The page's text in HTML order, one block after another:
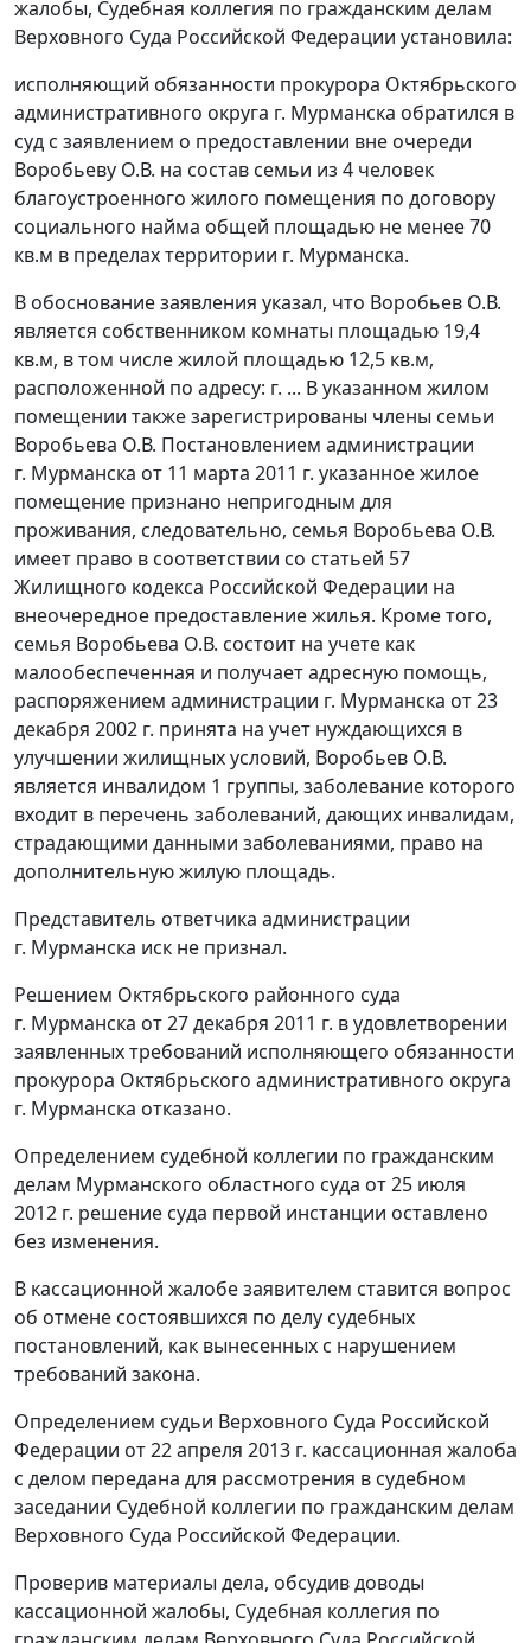
жалобы, Судебная коллегия по гражданским делам
Верховного Суда Российской Федерации установила:
исполняющий обязанности прокурора Октябрьского
административного округа г. Мурманска обратился в
суд с заявлением о предоставлении вне очереди
Воробьеву О.В. на состав семьи из 4 человек
благоустроенного жилого помещения по договору
социального найма общей площадью не менее 70
кв.м в пределах территории г. Мурманска.
В обоснование заявления указал, что Воробьев О.В.
является собственником комнаты площадью 19,4
кв.м, в том числе жилой площадью 12,5 кв.м,
расположенной по адресу: г. ... В указанном жилом
помещении также зарегистрированы члены семьи
Воробьева О.В. Постановлением администрации
г. Мурманска от 11 марта 2011 г. указанное жилое
помещение признано непригодным для
проживания, следовательно, семья Воробьева О.В.
имеет право в соответствии со статьей 57
Жилищного кодекса Российской Федерации на
внеочередное предоставление жилья. Кроме того,
семья Воробьева О.В. состоит на учете как
малообеспеченная и получает адресную помощь,
распоряжением администрации г. Мурманска от 23
декабря 2002 г. принята на учет нуждающихся в
улучшении жилищных условий, Воробьев О.В.
является инвалидом 1 группы, заболевание которого
входит в перечень заболеваний, дающих инвалидам,
страдающими данными заболеваниями, право на
дополнительную жилую площадь.
Представитель ответчика администрации
г. Мурманска иск не признал.
Решением Октябрьского районного суда
г. Мурманска от 27 декабря 2011 г. в удовлетворении
заявленных требований исполняющего обязанности
прокурора Октябрьского административного округа
г. Мурманска отказано.
Определением судебной коллегии по гражданским
делам Мурманского областного суда от 25 июля
2012 г. решение суда первой инстанции оставлено
без изменения.
В кассационной жалобе заявителем ставится вопрос
об отмене состоявшихся по делу судебных
постановлений, как вынесенных с нарушением
требований закона.
Определением судьи Верховного Суда Российской
Федерации от 22 апреля 2013 г. кассационная жалоба
с делом передана для рассмотрения в судебном
заседании Судебной коллегии по гражданским делам
Верховного Суда Российской Федерации.
Проверив материалы дела, обсудив доводы
кассационной жалобы, Судебная коллегия по